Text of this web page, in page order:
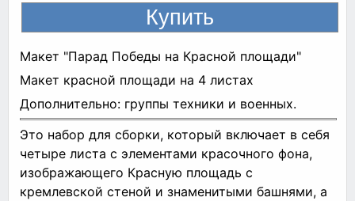
Макет "Парад Победы на Красной площади"
Макет красной площади на 4 листах
Дополнительно: группы техники и военных.
Это набор для сборки, который включает в себя
четыре листа с элементами красочного фона,
изображающего Красную площадь с
кремлевской стеной и знаменитыми башнями, а